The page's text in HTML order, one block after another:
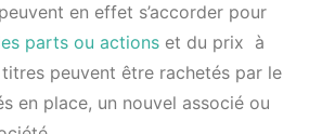
en effet s’accorder pour
parts ou actions et du prix à
titres peuvent être rachetés par le
en place, un nouvel associé ou